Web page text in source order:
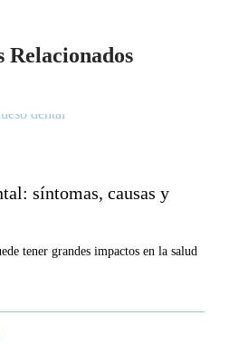
síntomas, causas y
tener grandes impactos en la salud